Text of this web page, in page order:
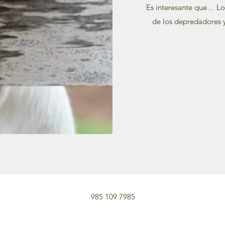
Es interesante que…
de los depredadores
985 109 7985